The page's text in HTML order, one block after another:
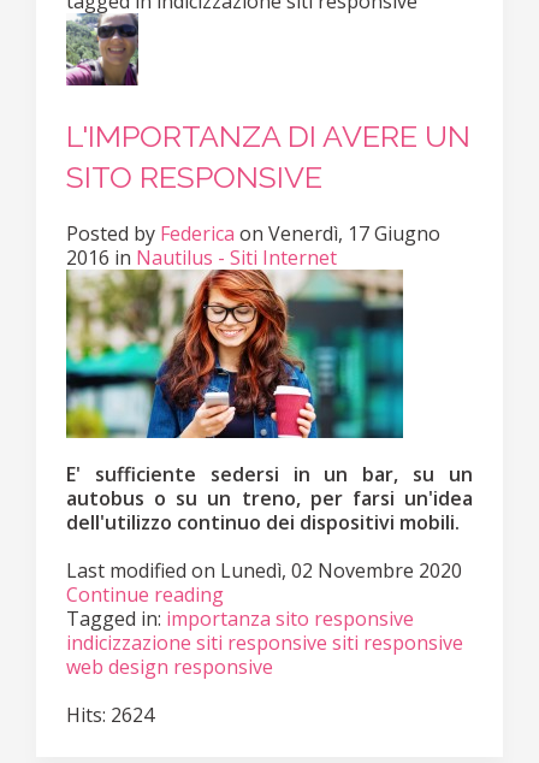
L'IMPORTANZA DI AVERE UN
SITO RESPONSIVE
Posted by Federica on Venerdì, 17 Giugno
2016 in Nautilus - Siti Internet
E' sufficiente sedersi in un bar, su un
autobus o su un treno, per farsi un'idea
dell'utilizzo continuo dei dispositivi mobili.
Last modified on Lunedì, 02 Novembre 2020
Continue reading
Tagged in: importanza sito responsive
indicizzazione siti responsive siti responsive
web design responsive
Hits: 2624